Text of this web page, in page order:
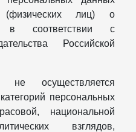
(физических лиц) о
в соответствии с
Российской
не осуществляется
персональных
национальной
взглядов,